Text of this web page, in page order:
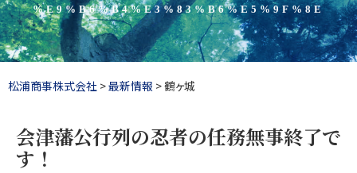
%E9%B6%B4%E3%83%B6%E5%9F%8E
松浦商事株式会社 >最新情報 >鶴ヶ城
会津藩公行列の忍者の任務無事終了で
す！